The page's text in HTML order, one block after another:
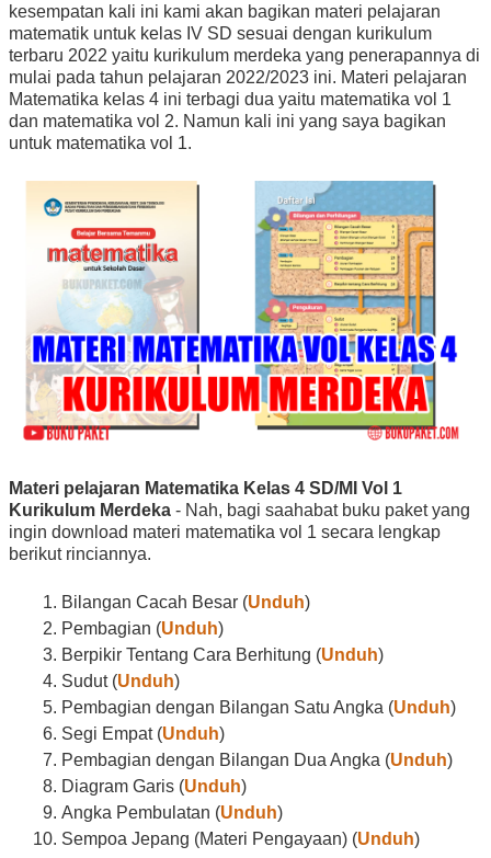
kesempatan kali ini kami akan bagikan materi pelajaran
matematik untuk kelas IV SD sesuai dengan kurikulum
terbaru 2022 yaitu kurikulum merdeka yang penerapannya di
mulai pada tahun pelajaran 2022/2023 ini. Materi pelajaran
Matematika kelas 4 ini terbagi dua yaitu matematika vol 1
dan matematika vol 2. Namun kali ini yang saya bagikan
untuk matematika vol 1.
Materi pelajaran Matematika Kelas 4 SD/MI Vol 1
Kurikulum Merdeka - Nah, bagi saahabat buku paket yang
ingin download materi matematika vol 1 secara lengkap
berikut rinciannya.
Bilangan Cacah Besar (Unduh)
Pembagian (Unduh)
Berpikir Tentang Cara Berhitung (Unduh)
Sudut (Unduh)
Pembagian dengan Bilangan Satu Angka (Unduh)
Segi Empat (Unduh)
Pembagian dengan Bilangan Dua Angka (Unduh)
Diagram Garis (Unduh)
Angka Pembulatan (Unduh)
Sempoa Jepang (Materi Pengayaan) (Unduh)